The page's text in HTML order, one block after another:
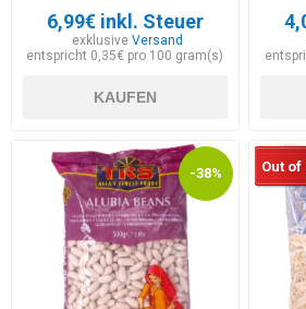
6,99€ inkl. Steuer
exklusiveVersand
entspricht 0,35€ pro 100 gram(s)
KAUFEN
-38% Out of